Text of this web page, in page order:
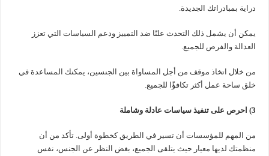
دراية بمبادراتك الجديدة.
يمكن أن يشمل ذلك التحدث علنًا ضد التمييز ودعم السياسات التي تعزز
العدالة والفرص للجميع.
من خلال اتخاذ موقف من أجل المساواة بين الجنسين، يمكنك المساعدة في
خلق ساحة عمل أكثر تكافؤًا للجميع.
3) احرص على تنفيذ سياسات عادلة وشاملة
من المهم للمؤسسات أن تسير في الطريق كخطوة أولى. تأكد من أن
منظمتك لديها معيار حيث يتلقى الجميع، بغض النظر عن الجنس، نفس